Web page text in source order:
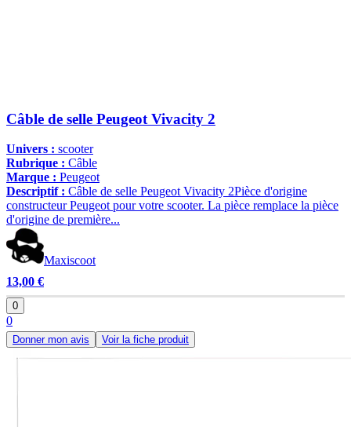
Câble de selle Peugeot Vivacity 2
Univers : scooter
Rubrique : Câble
Marque : Peugeot
Descriptif : Câble de selle Peugeot Vivacity 2Pièce d'origine
constructeur Peugeot pour votre scooter. La pièce remplace la pièce
d'origine de première...
Maxiscoot
13,00 €
0
0
Donner mon avis Voir la fiche produit